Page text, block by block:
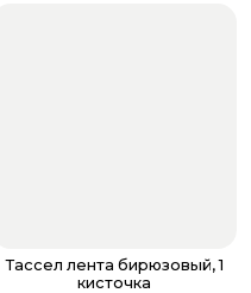
Тассел лента бирюзовый, 1
кисточка